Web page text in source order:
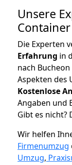
Unsere
Die Experten
Erfahrung in
nach
Aspekten des
Kostenlose
Angaben und
Gibt es nicht?
Wir helfen
Firmenumzug
Umzug,